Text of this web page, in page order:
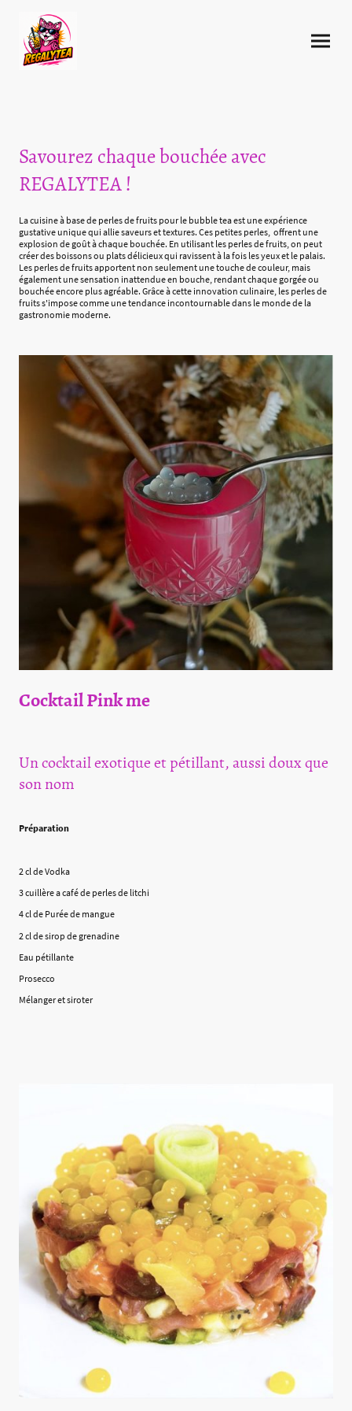
Savourez chaque bouchée avec
REGALYTEA !
La cuisine à base de perles de fruits pour le bubble tea est une expérience
gustative unique qui allie saveurs et textures. Ces petites perles, offrent une
explosion de goût à chaque bouchée. En utilisant les perles de fruits, on peut
créer des boissons ou plats délicieux qui ravissent à la fois les yeux et le palais.
Les perles de fruits apportent non seulement une touche de couleur, mais
également une sensation inattendue en bouche, rendant chaque gorgée ou
bouchée encore plus agréable. Grâce à cette innovation culinaire, les perles de
fruits s'impose comme une tendance incontournable dans le monde de la
gastronomie moderne.
Cocktail Pink me
Un cocktail exotique et pétillant, aussi doux que
son nom
Préparation
2 cl de Vodka
3 cuillère a café de perles de litchi
4 cl de Purée de mangue
2 cl de sirop de grenadine
Eau pétillante
Prosecco
Mélanger et siroter